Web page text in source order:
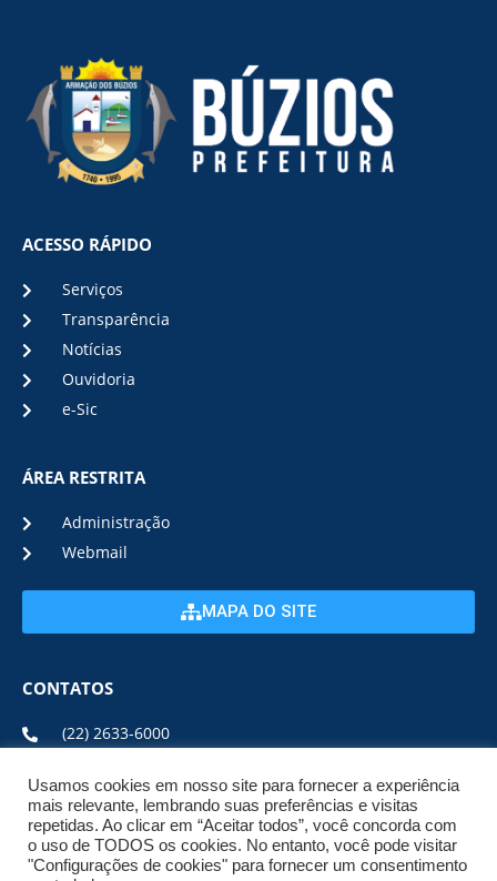
ACESSO RÁPIDO
Serviços
Transparência
Notícias
Ouvidoria
e-Sic
ÁREA RESTRITA
Administração
Webmail
MAPA DO SITE
CONTATOS
(22) 2633-6000
ENDEREÇO E HORÁRIO
ESTRADA DA USINA, Nº 600 CENTRO, CEP: 28950-000
DE SEGUNDA A SEXTA DE 08:00 ÀS 17:00
Usamos cookies em nosso site para fornecer a experiência
mais relevante, lembrando suas preferências e visitas
repetidas. Ao clicar em “Aceitar todos”, você concorda com
o uso de TODOS os cookies. No entanto, você pode visitar
"Configurações de cookies" para fornecer um consentimento